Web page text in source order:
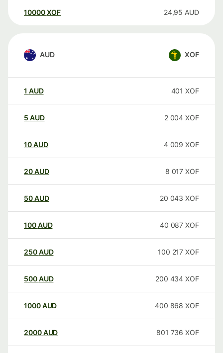
10000 XOF 24,95 AUD
AUD XOF
1 AUD 401 XOF
5 AUD 2 004 XOF
10AUD 4 009 XOF
20AUD 8 017 XOF
50AUD 20 043 XOF
100AUD 40 087 XOF
250AUD 100 217 XOF
500AUD 200 434 XOF
1000AUD 400 868 XOF
2000AUD 801 736 XOF